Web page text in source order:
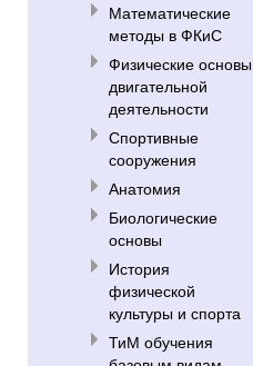
Математические
методы в ФКиС
Физические основы
двигательной
деятельности
Спортивные
сооружения
Анатомия
Биологические
основы
История
физической
культуры и спорта
ТиМ обучения